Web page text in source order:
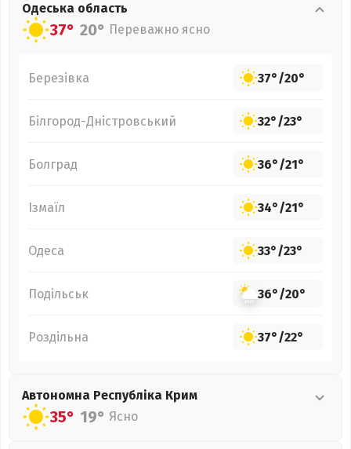
Одеська область
37° 20° Переважно ясно
Березівка 37°/20°
Білгород-Дністровський 32°/23°
Болград 36°/21°
Ізмаїл 34°/21°
Одеса 33°/23°
Подільськ 36°/20°
Роздільна 37°/22°
Автономна Республіка Крим
35° 19° Ясно